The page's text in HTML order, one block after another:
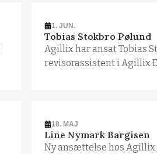
1. JUN.
Tobias Stokbro Pølund
Agillix har ansat Tobias
revisorassistent i Agillix
18. MAJ
Line Nymark Bargisen
Ny ansættelse hos Agillix